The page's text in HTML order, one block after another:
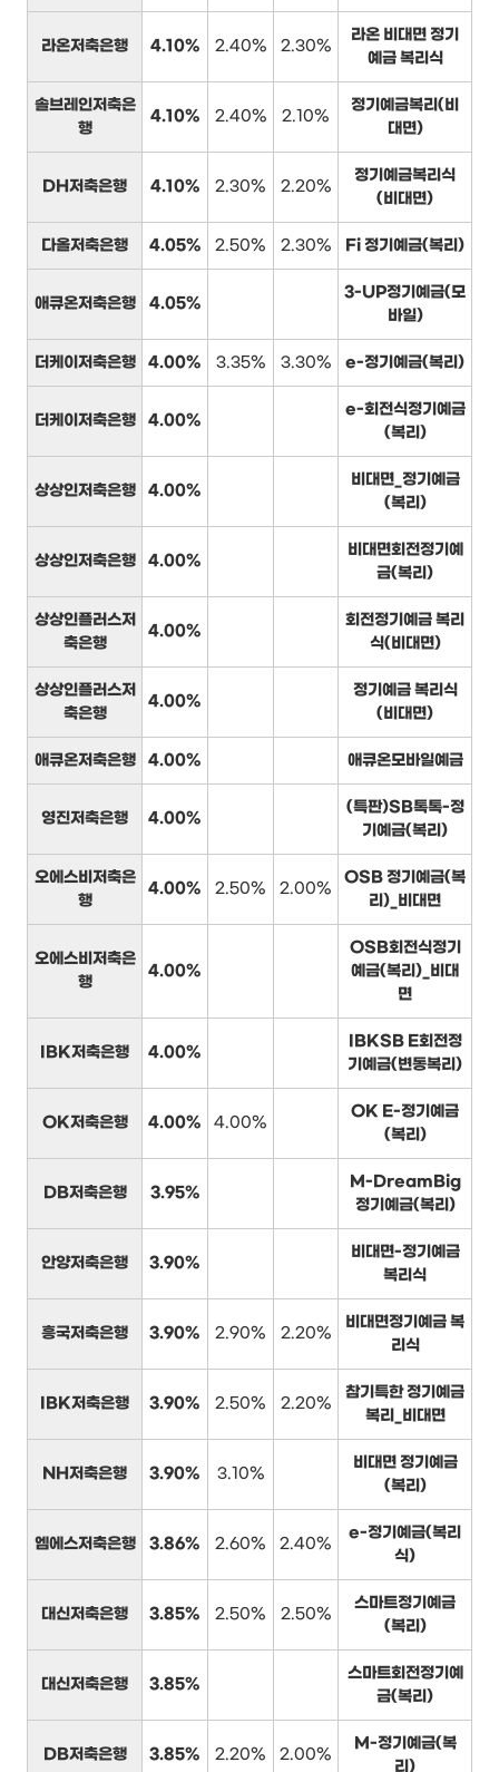
라온저축은행 4.10% 2.40% 2.30%
라온 비대면 정기
예금 복리식
솔브레인저축은
행
4.10% 2.40% 2.10%
정기예금복리(비
대면)
DH저축은행 4.10% 2.30% 2.20%
정기예금복리식
(비대면)
다올저축은행 4.05% 2.50% 2.30% Fi 정기예금(복리)
애큐온저축은행 4.05%
3-UP정기예금(모
바일)
더케이저축은행 4.00% 3.35% 3.30% e-정기예금(복리)
더케이저축은행 4.00%
e-회전식정기예금
(복리)
상상인저축은행 4.00%
비대면_정기예금
(복리)
상상인저축은행 4.00%
비대면회전정기예
금(복리)
상상인플러스저
축은행
4.00%
회전정기예금 복리
식(비대면)
상상인플러스저
축은행
4.00%
정기예금 복리식
(비대면)
애큐온저축은행 4.00% 애큐온모바일예금
영진저축은행 4.00%
(특판)SB톡톡-정
기예금(복리)
오에스비저축은
행
4.00% 2.50% 2.00%
OSB 정기예금(복
리)_비대면
오에스비저축은
행
4.00%
OSB회전식정기
예금(복리)_비대
면
IBK저축은행 4.00%
IBKSB E회전정
기예금(변동복리)
OK저축은행 4.00% 4.00%
OK E-정기예금
(복리)
DB저축은행 3.95%
M-DreamBig
정기예금(복리)
안양저축은행 3.90%
비대면-정기예금
복리식
흥국저축은행 3.90% 2.90% 2.20%
비대면정기예금 복
리식
IBK저축은행 3.90% 2.50% 2.20%
참기특한 정기예금
복리_비대면
NH저축은행 3.90% 3.10%
비대면 정기예금
(복리)
엠에스저축은행 3.86% 2.60% 2.40%
e-정기예금(복리
식)
대신저축은행 3.85% 2.50% 2.50%
스마트정기예금
(복리)
대신저축은행 3.85%
스마트회전정기예
금(복리)
DB저축은행 3.85% 2.20% 2.00%
M-정기예금(복
리)